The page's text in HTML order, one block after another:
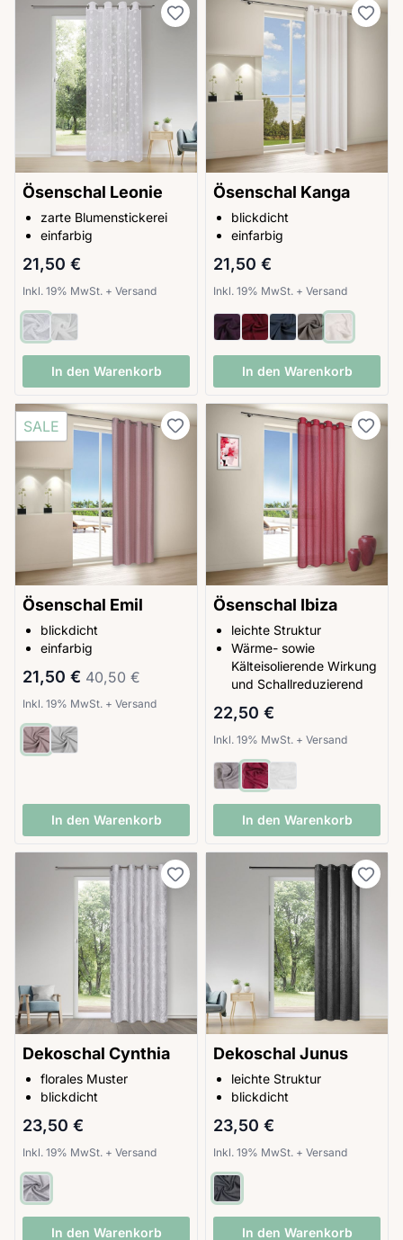
Ösenschal Leonie
zarte Blumenstickerei
einfarbig
21,50 €
Inkl. 19% MwSt. + Versand
In den Warenkorb
Ösenschal Kanga
blickdicht
einfarbig
21,50 €
Inkl. 19% MwSt. + Versand
In den Warenkorb
SALE
Ösenschal Emil
blickdicht
einfarbig
Sonderpreis
21,50 € Regulärer Preis
40,50 €
Inkl. 19% MwSt. + Versand
In den Warenkorb
Ösenschal Ibiza
leichte Struktur
Wärme- sowie
Kälteisolierende Wirkung
und Schallreduzierend
22,50 €
Inkl. 19% MwSt. + Versand
In den Warenkorb
Dekoschal Cynthia
florales Muster
blickdicht
23,50 €
Inkl. 19% MwSt. + Versand
In den Warenkorb
Dekoschal Junus
leichte Struktur
blickdicht
23,50 €
Inkl. 19% MwSt. + Versand
In den Warenkorb